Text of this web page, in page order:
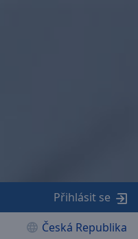
Česká Republika
Přihlásit se